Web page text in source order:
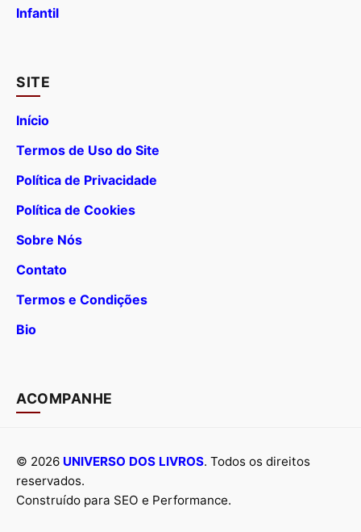
Infantil
SITE
Início
Termos de Uso do Site
Política de Privacidade
Política de Cookies
Sobre Nós
Contato
Termos e Condições
Bio
ACOMPANHE
© 2026 UNIVERSO DOS LIVROS. Todos os direitos
reservados.
Construído para SEO e Performance.